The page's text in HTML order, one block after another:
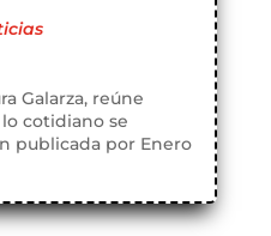
Galarza, reúne
cotidiano se
publicada por Enero